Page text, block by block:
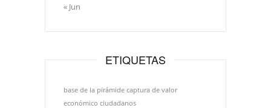
« Jun
ETIQUETAS
base de la pirámide captura de valor
económico ciudadanos